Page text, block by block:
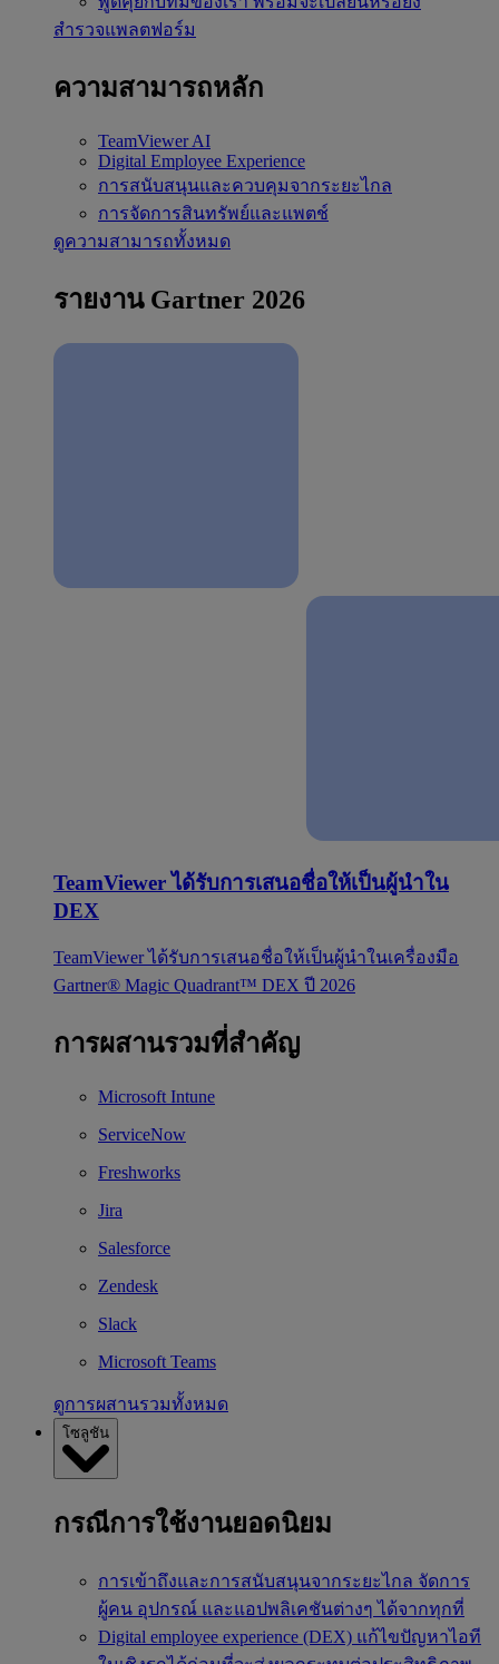
สำรวจแพลตฟอร์ม
ความสามารถหลัก
TeamViewer AI
Digital Employee Experience
การสนับสนุนและควบคุมจากระยะไกล
การจัดการสินทรัพย์และแพตช์
ดูความสามารถทั้งหมด
รายงาน Gartner 2026
TeamViewer ได้รับการเสนอชื่อให้เป็นผู้นำใน
DEX
TeamViewer ได้รับการเสนอชื่อให้เป็นผู้นำในเครื่องมือ
Gartner® Magic Quadrant™ DEX ปี 2026
การผสานรวมที่สำคัญ
Microsoft Intune
ServiceNow
Freshworks
Jira
Salesforce
Zendesk
Slack
Microsoft Teams
ดูการผสานรวมทั้งหมด
โซลูชัน
กรณีการใช้งานยอดนิยม
การเข้าถึงและการสนับสนุนจากระยะไกล จัดการ
ผู้คน อุปกรณ์ และแอปพลิเคชันต่างๆ ได้จากทุกที่
Digital employee experience (DEX) แก้ไขปัญหาไอที